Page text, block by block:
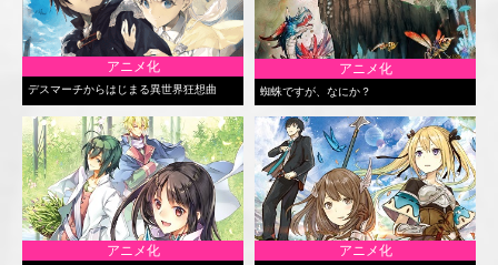
アニメ化
デスマーチからはじまる異世界狂想曲
アニメ化
蜘蛛ですが、なにか？
アニメ化 アニメ化